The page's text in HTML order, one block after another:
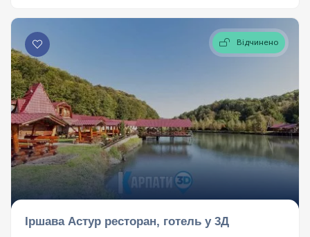
Відчинено
Іршава Астур ресторан, готель у 3Д